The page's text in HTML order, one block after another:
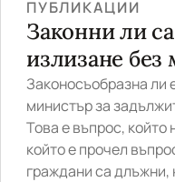
ПУБЛИКАЦИИ
Законни ли
излизане без
Законосъобразна ли
министър за
Това е въпрос, който
който е прочел
граждани са длъжни,